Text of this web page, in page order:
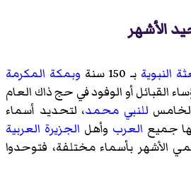
الأشهر
النبوية بـ 150 سنة
وبمكة المكرمة
القبائل أو الوفود في حج ذاك العام
للنبي محمد، لتحديد أسماء
جميع العرب وأهل الجزيرة العربية
الأشهر بأسماء مختلفة، فتوحدوا